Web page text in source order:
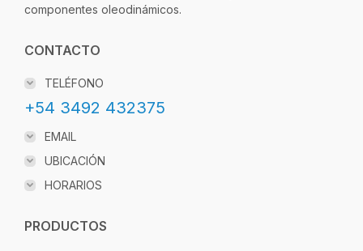
componentes oleodinámicos.
CONTACTO
TELÉFONO
+54 3492 432375
EMAIL
UBICACIÓN
HORARIOS
PRODUCTOS